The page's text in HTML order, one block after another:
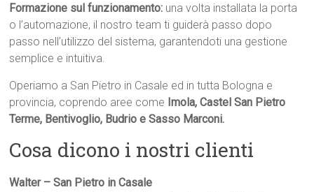
Formazione sul funzionamento: una volta installata la porta
o l’automazione, il nostro team ti guiderà passo dopo
passo nell’utilizzo del sistema, garantendoti una gestione
semplice e intuitiva.
Operiamo a San Pietro in Casale ed in tutta Bologna e
provincia, coprendo aree come Imola, Castel San Pietro
Terme, Bentivoglio, Budrio e Sasso Marconi.
Cosa dicono i nostri clienti
Walter – San Pietro in Casale